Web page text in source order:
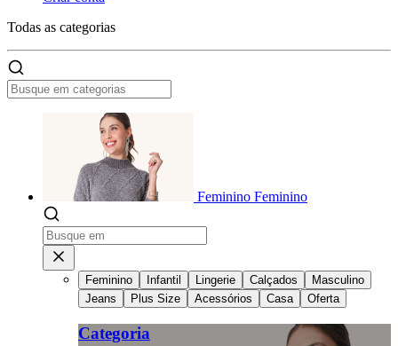
Todas as categorias
Feminino Feminino
Feminino Infantil Lingerie Calçados
Masculino
Jeans
Plus Size Acessórios Casa Oferta
Categoria